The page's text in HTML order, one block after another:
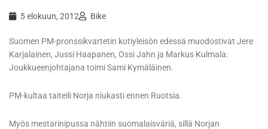
5 elokuun, 2012 Bike
Suomen PM-pronssikvartetin kotiyleisön edessä muodostivat Jere
Karjalainen, Jussi Haapanen, Ossi Jahn ja Markus Kulmala.
Joukkueenjohtajana toimi Sami Kymäläinen.
PM-kultaa taiteili Norja niukasti ennen Ruotsia.
Myös mestarinipussa nähtiin suomalaisväriä, sillä Norjan